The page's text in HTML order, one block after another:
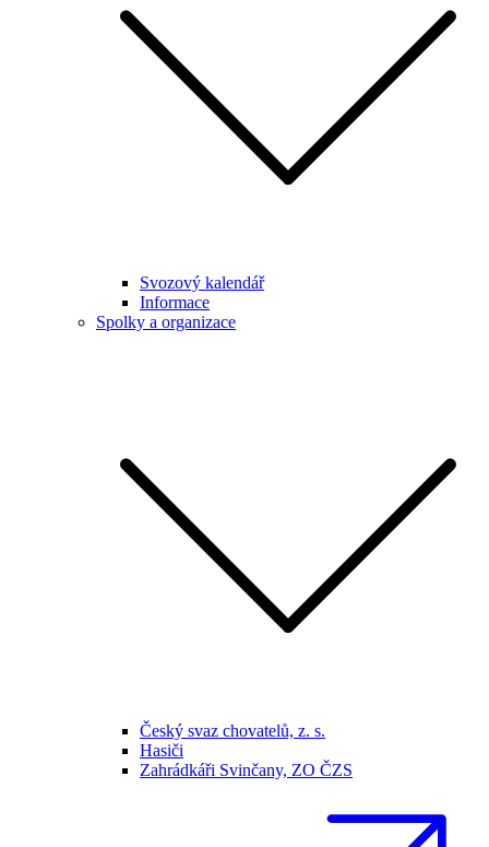
Svozový kalendář
Informace
Spolky a organizace
Český svaz chovatelů, z. s.
Hasiči
Zahrádkáři Svinčany, ZO ČZS